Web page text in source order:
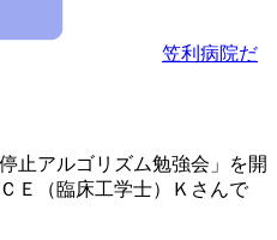
笠利病院だ
止アルゴリズム勉強会」を開
Ｅ（臨床工学士）Ｋさんで